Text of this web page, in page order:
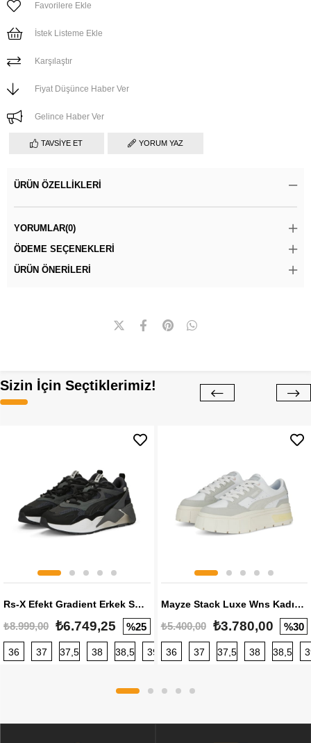
Favorilere Ekle
İstek Listeme Ekle
Karşılaştır
Fiyat Düşünce Haber Ver
Gelince Haber Ver
TAVSIYE ET YORUM YAZ
ÜRÜN ÖZELLIKLERI
YORUMLAR(0)
ÖDEME SEÇENEKLERI
ÜRÜN ÖNERILERI
Sizin İçin Seçtiklerimiz!
Rs-X Efekt Gradient Erkek Sneaker
₺8.999,00 ₺6.749,25 %25
36 37 37,5 38 38,5 39 40 40,5 41 42 42,5
Mayze Stack Luxe Wns Kadın Sneaker
₺5.400,00 ₺3.780,00 %30
36 37 37,5 38 38,5